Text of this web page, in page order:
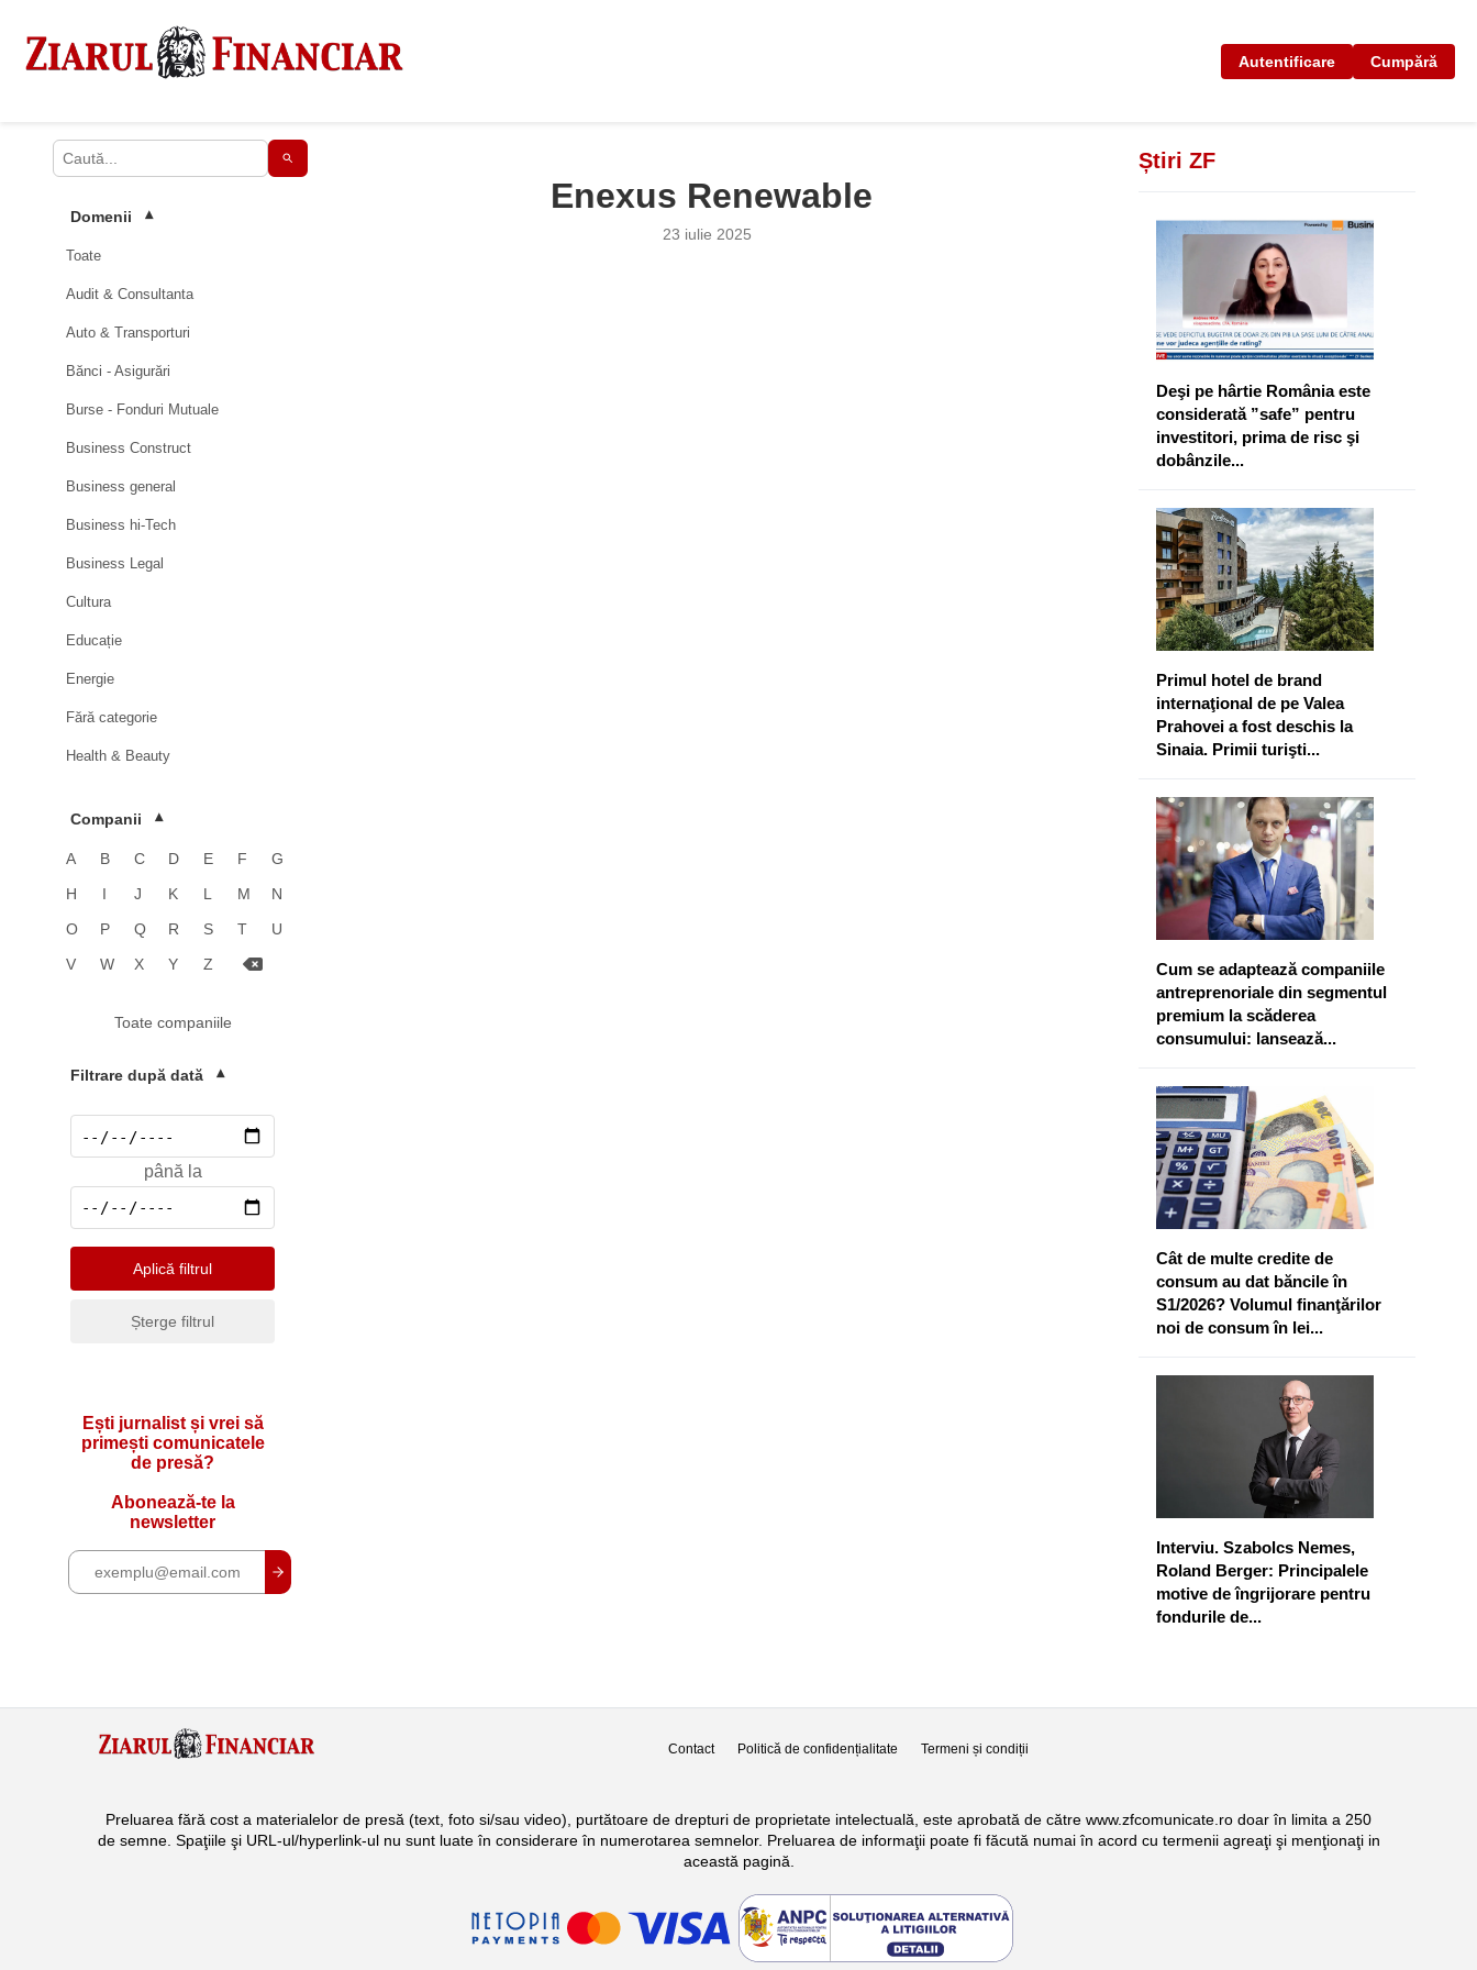
Autentificare Cumpără
Domenii ▾
Toate
Audit & Consultanta
Auto & Transporturi
Bănci - Asigurări
Burse - Fonduri Mutuale
Business Construct
Business general
Business hi-Tech
Business Legal
Cultura
Educație
Energie
Fără categorie
Health & Beauty
Imobiliare
Pharma & Sănătate
Social
Telecomunicatii
Companii ▾
A B C D E F
G
H
I J K L M
N
O
P Q R S T
U
V
W X Y Z
Toate companiile
Filtrare după dată ▾
până la
Aplică filtrul
Șterge filtrul
Ești jurnalist și vrei să
primești comunicatele
de presă?
Abonează-te la
newsletter
Enexus Renewable
23 iulie 2025
Știri ZF
Deşi pe hârtie România este
considerată ”safe” pentru
investitori, prima de risc şi
dobânzile...
​Primul hotel de brand
internaţional de pe Valea
Prahovei a fost deschis la
Sinaia. Primii turişti...
Cum se adaptează companiile
antreprenoriale din segmentul
premium la scăderea
consumului: lansează...
Cât de multe credite de
consum au dat băncile în
S1/2026? Volumul finanţărilor
noi de consum în lei...
Interviu. Szabolcs Nemes,
Roland Berger: Principalele
motive de îngrijorare pentru
fondurile de...
Contact Politică de confidențialitate Termeni și condiții
Preluarea fără cost a materialelor de presă (text, foto si/sau video), purtătoare de drepturi de proprietate intelectuală, este aprobată de către www.zfcomunicate.ro doar în limita a 250
de semne. Spaţiile şi URL-ul/hyperlink-ul nu sunt luate în considerare în numerotarea semnelor. Preluarea de informaţii poate fi făcută numai în acord cu termenii agreaţi şi menţionaţi in
această pagină.